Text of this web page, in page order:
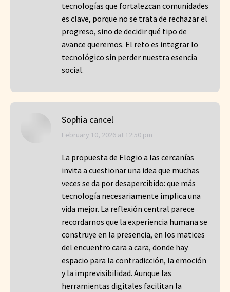
tecnologías que fortalezcan comunidades
es clave, porque no se trata de rechazar el
progreso, sino de decidir qué tipo de
avance queremos. El reto es integrar lo
tecnológico sin perder nuestra esencia
social.
Sophia cancel
says:
February 10, 2026 at 12:50 pm
La propuesta de Elogio a las cercanías
invita a cuestionar una idea que muchas
veces se da por desapercibido: que más
tecnología necesariamente implica una
vida mejor. La reflexión central parece
recordarnos que la experiencia humana se
construye en la presencia, en los matices
del encuentro cara a cara, donde hay
espacio para la contradicción, la emoción
y la imprevisibilidad. Aunque las
herramientas digitales facilitan la